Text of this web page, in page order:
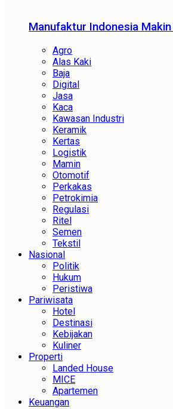
Manufaktur Indonesia
Agro
Alas Kaki
Baja
Digital
Jasa
Kaca
Kawasan Industri
Keramik
Kertas
Logistik
Mamin
Otomotif
Perkakas
Petrokimia
Regulasi
Ritel
Semen
Tekstil
Nasional
Politik
Hukum
Peristiwa
Pariwisata
Hotel
Destinasi
Kebijakan
Kuliner
Properti
Landed House
MICE
Apartemen
Keuangan